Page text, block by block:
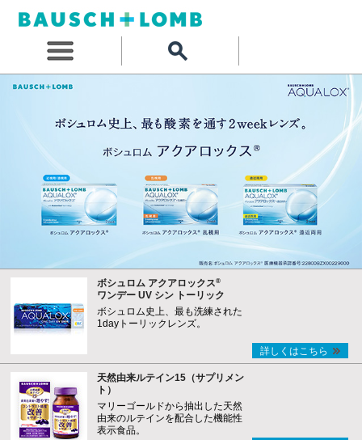
ボシュロム アクアロックス®
ワンデー UV シン トーリック
ボシュロム史上、最も洗練された
1dayトーリックレンズ。
詳しくはこちら
天然由来ルテイン15（サプリメン
ト）
マリーゴールドから抽出した天然
由来のルテインを配合した機能性
表示食品。